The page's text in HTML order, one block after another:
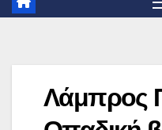
Λάμπρος